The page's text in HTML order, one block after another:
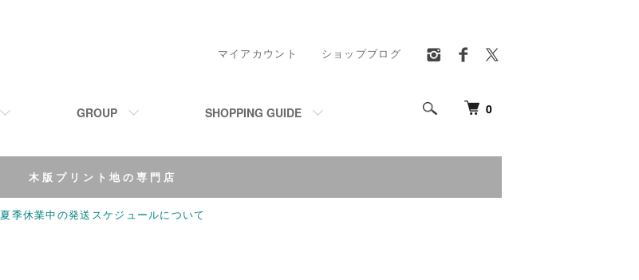
0
GROUP SHOPPING GUIDE
マイアカウント ショップブログ
木版プリント地の専門店
夏季休業中の発送スケジュールについて